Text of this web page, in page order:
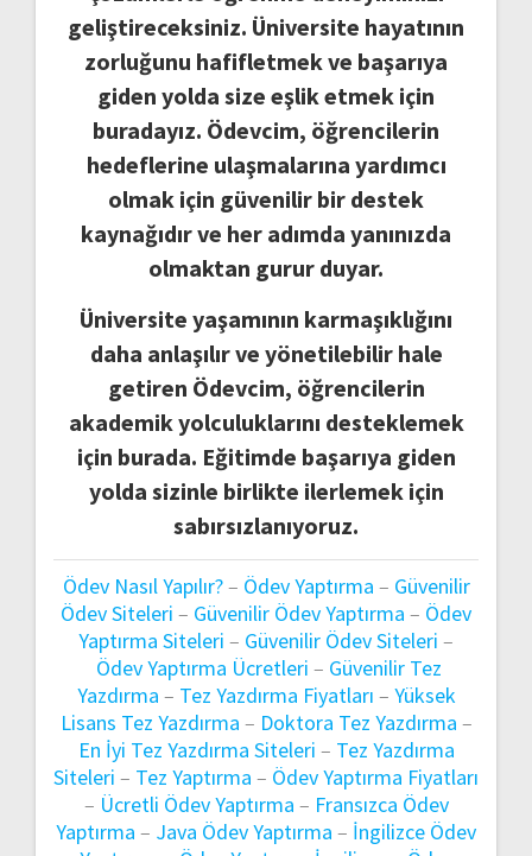
geliştireceksiniz. Üniversite hayatının
zorluğunu hafifletmek ve başarıya
giden yolda size eşlik etmek için
buradayız. Ödevcim, öğrencilerin
hedeflerine ulaşmalarına yardımcı
olmak için güvenilir bir destek
kaynağıdır ve her adımda yanınızda
olmaktan gurur duyar.
Üniversite yaşamının karmaşıklığını
daha anlaşılır ve yönetilebilir hale
getiren Ödevcim, öğrencilerin
akademik yolculuklarını desteklemek
için burada. Eğitimde başarıya giden
yolda sizinle birlikte ilerlemek için
sabırsızlanıyoruz.
Ödev Nasıl Yapılır?– Ödev Yaptırma – Güvenilir
Ödev Siteleri – Güvenilir Ödev Yaptırma – Ödev
Yaptırma Siteleri – Güvenilir Ödev Siteleri –
Ödev Yaptırma Ücretleri – Güvenilir Tez
Yazdırma – Tez Yazdırma Fiyatları – Yüksek
Lisans Tez Yazdırma – Doktora Tez Yazdırma –
En İyi Tez Yazdırma Siteleri – Tez Yazdırma
Siteleri – Tez Yaptırma – Ödev Yaptırma Fiyatları
– Ücretli Ödev Yaptırma – Fransızca Ödev
Yaptırma – Java Ödev Yaptırma – İngilizce Ödev